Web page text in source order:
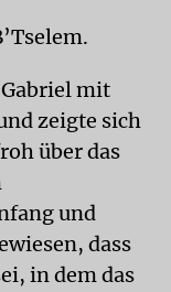
mit
zeigte sich
über das
und
dass
in dem das